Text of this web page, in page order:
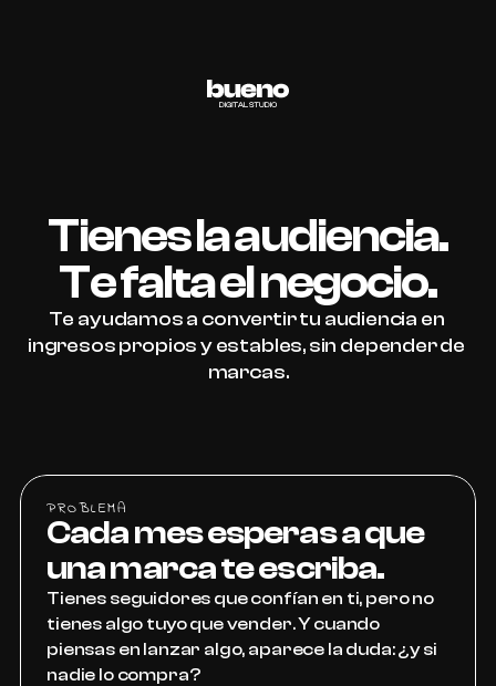
Tienes la audiencia.
Te falta el negocio.
Te ayudamos a convertir tu audiencia en
ingresos propios y estables, sin depender de
marcas.
PROBLEMA
Cada mes esperas a que
una marca te escriba.
Tienes seguidores que confían en ti, pero no
tienes algo tuyo que vender. Y cuando
piensas en lanzar algo, aparece la duda: ¿y si
nadie lo compra?